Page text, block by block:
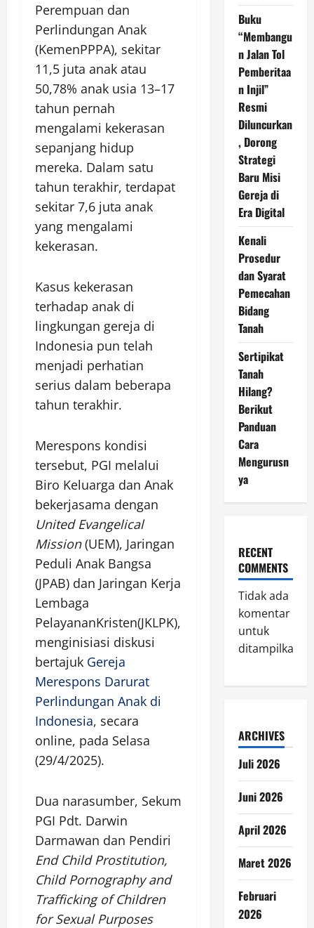
Perempuan dan
Perlindungan Anak
(KemenPPPA), sekitar
11,5 juta anak atau
50,78% anak usia 13–17
tahun pernah
mengalami kekerasan
sepanjang hidup
mereka. Dalam satu
tahun terakhir, terdapat
sekitar 7,6 juta anak
yang mengalami
kekerasan.
Kasus kekerasan
terhadap anak di
lingkungan gereja di
Indonesia pun telah
menjadi perhatian
serius dalam beberapa
tahun terakhir.
Merespons kondisi
tersebut, PGI melalui
Biro Keluarga dan Anak
bekerjasama dengan
United Evangelical
Mission(UEM), Jaringan
Peduli Anak Bangsa
(JPAB) dan Jaringan Kerja
Lembaga
PelayananKristen(JKLPK),
menginisiasi diskusi
bertajuk Gereja
Merespons Darurat
Perlindungan Anak di
Indonesia, secara
online, pada Selasa
(29/4/2025).
Dua narasumber, Sekum
PGI Pdt. Darwin
Darmawan dan Pendiri
End Child Prostitution,
Child Pornography and
Trafficking of Children
for Sexual Purposes
Buku
“Membangu
n Jalan Tol
Pemberitaa
n Injil”
Resmi
Diluncurkan
, Dorong
Strategi
Baru Misi
Gereja di
Era Digital
Kenali
Prosedur
dan Syarat
Pemecahan
Bidang
Tanah
Sertipikat
Tanah
Hilang?
Berikut
Panduan
Cara
Mengurusn
ya
RECENT
COMMENTS
Tidak ada
komentar
untuk
ditampilkan.
ARCHIVES
Juli 2026
Juni 2026
April 2026
Maret 2026
Februari
2026